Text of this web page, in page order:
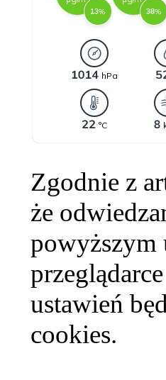
Zgodnie z
że
powyższym
ustawień
cookies.